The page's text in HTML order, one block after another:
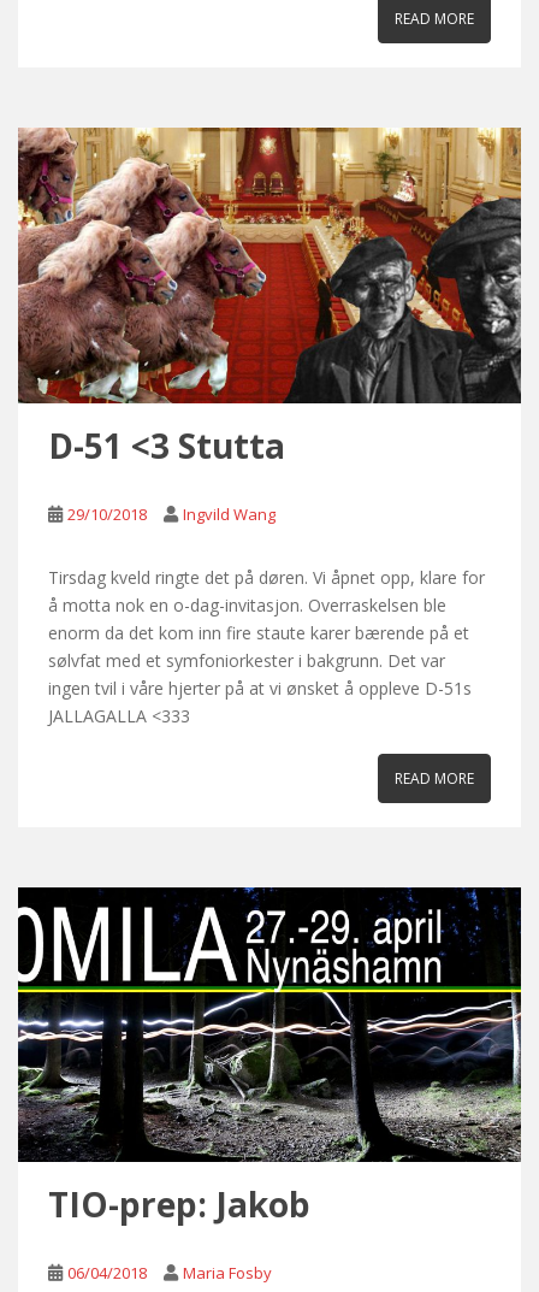
READ MORE
D-51 <3 Stutta
29/10/2018 Ingvild Wang
Tirsdag kveld ringte det på døren. Vi åpnet opp, klare for
å motta nok en o-dag-invitasjon. Overraskelsen ble
enorm da det kom inn fire staute karer bærende på et
sølvfat med et symfoniorkester i bakgrunn. Det var
ingen tvil i våre hjerter på at vi ønsket å oppleve D-51s
JALLAGALLA <333
READ MORE
TIO-prep: Jakob
06/04/2018 Maria Fosby